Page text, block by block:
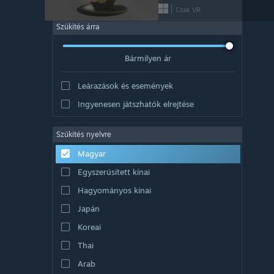
Csak VR
Szűkítés árra
Bármilyen ár
Leárazások és események
Ingyenesen játszhatók elrejtése
Szűkítés nyelvre
Magyar
Egyszerűsített kínai
Hagyományos kínai
Japán
Koreai
Thai
Arab